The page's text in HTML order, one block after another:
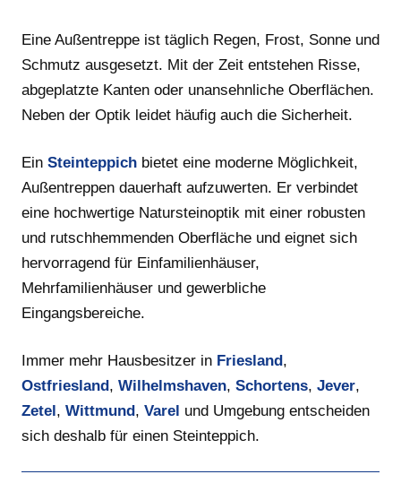
Eine Außentreppe ist täglich Regen, Frost, Sonne und
Schmutz ausgesetzt. Mit der Zeit entstehen Risse,
abgeplatzte Kanten oder unansehnliche Oberflächen.
Neben der Optik leidet häufig auch die Sicherheit.
Ein Steinteppich bietet eine moderne Möglichkeit,
Außentreppen dauerhaft aufzuwerten. Er verbindet
eine hochwertige Natursteinoptik mit einer robusten
und rutschhemmenden Oberfläche und eignet sich
hervorragend für Einfamilienhäuser,
Mehrfamilienhäuser und gewerbliche
Eingangsbereiche.
Immer mehr Hausbesitzer in Friesland,
Ostfriesland, Wilhelmshaven, Schortens, Jever,
Zetel, Wittmund, Varel und Umgebung entscheiden
sich deshalb für einen Steinteppich.